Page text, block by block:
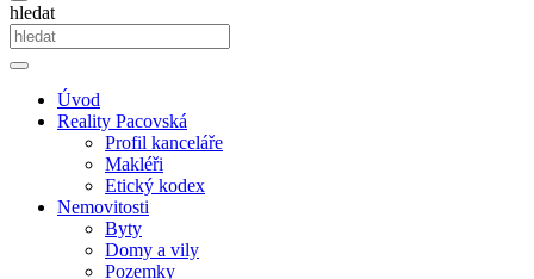
hledat
Úvod
Reality Pacovská
Profil kanceláře
Makléři
Etický kodex
Nemovitosti
Byty
Domy a vily
Pozemky